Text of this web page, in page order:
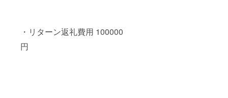
・リターン返礼費用 100000
円